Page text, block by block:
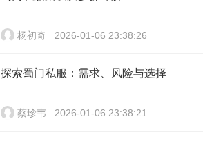
杨初奇 2026-01-06 23:38:26
探索蜀门私服：需求、风险与选择
蔡珍韦 2026-01-06 23:38:21